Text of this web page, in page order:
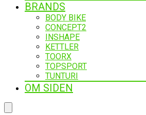
BRANDS
BODY BIKE
CONCEPT2
INSHAPE
KETTLER
TOORX
TOPSPORT
TUNTURI
OM SIDEN